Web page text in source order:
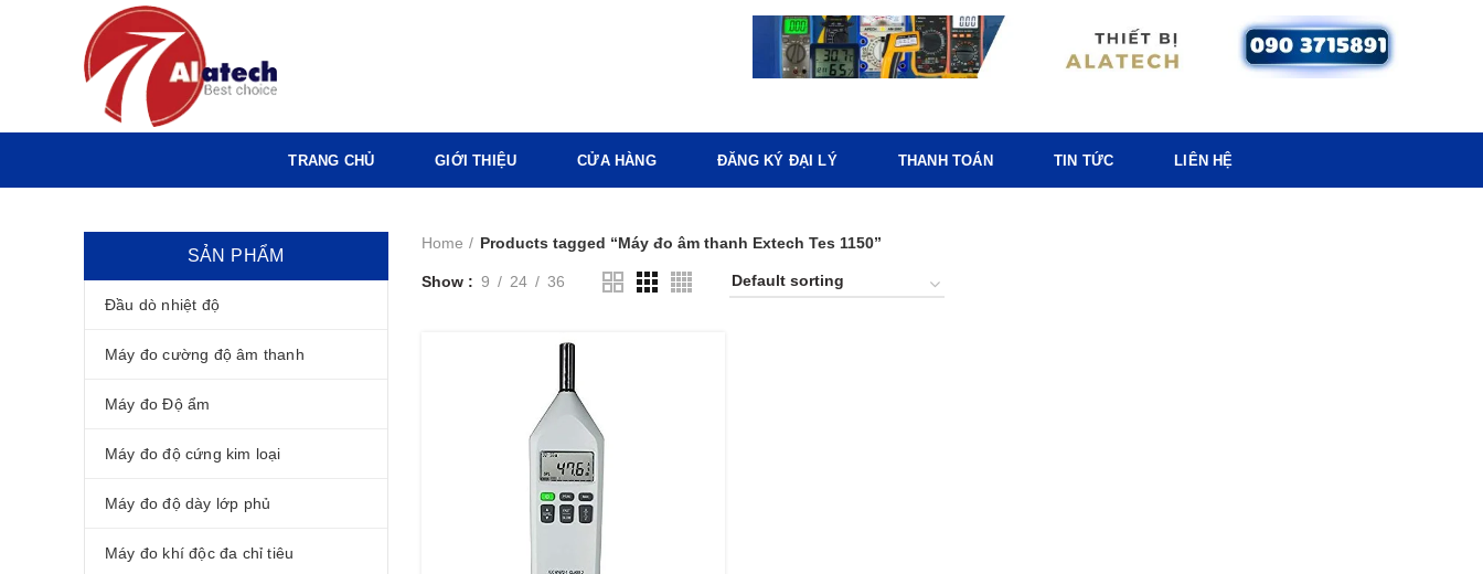
TRANG CHỦ GIỚI THIỆU CỬA HÀNG ĐĂNG KÝ ĐẠI LÝ THANH TOÁN TIN TỨC LIÊN HỆ
Home Products tagged “Máy đo âm thanh Extech Tes 1150”
Show 9 24 36
SẢN PHẨM
Đầu dò nhiệt độ
Máy đo cường độ âm thanh
Máy đo Độ ẩm
Máy đo độ cứng kim loại
Máy đo độ dày lớp phủ
Máy đo khí độc đa chỉ tiêu